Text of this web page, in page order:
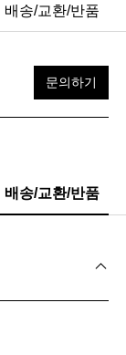
배송/교환/반품
문의하기
배송/교환/반품